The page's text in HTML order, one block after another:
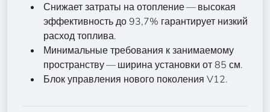
Снижает затраты на отопление — высокая
эффективность до 93,7% гарантирует низкий
расход топлива.
Минимальные требования к занимаемому
пространству — ширина установки от 85 см.
Блок управления нового поколения V12.